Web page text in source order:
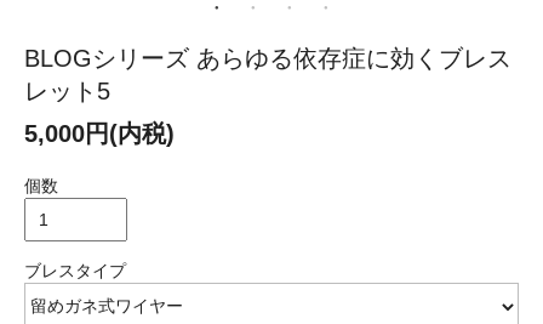
BLOGシリーズ あらゆる依存症に効くブレス
レット5
5,000円(内税)
個数
ブレスタイプ